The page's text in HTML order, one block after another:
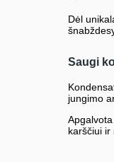
Dėl
Saugi
jungimo
karščiui ir